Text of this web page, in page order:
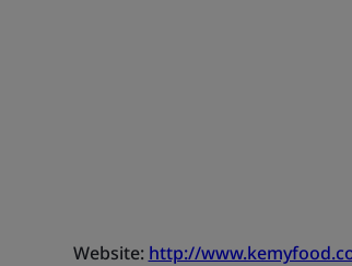
Website: http://